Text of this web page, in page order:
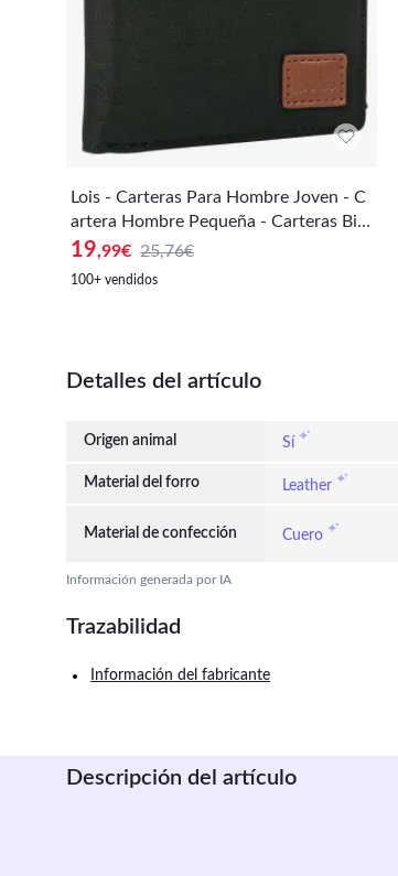
Lois - Carteras Para Hombre Joven - C
artera Hombre Pequeña - Carteras Bill
eteras Para Hombre - Cartera Tarjetero
Hombre - Billetera Hombre Protección
19,99€ 25,76€
100+ vendidos
Detalles del artículo
Origen animal Sí
Material del forro Leather
Material de confección Cuero
Información generada por IA
Trazabilidad
Información del fabricante
Descripción del artículo